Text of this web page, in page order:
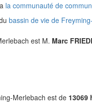
la communauté de
bassin de vie de
est M. Marc
Merlebach est de 13069